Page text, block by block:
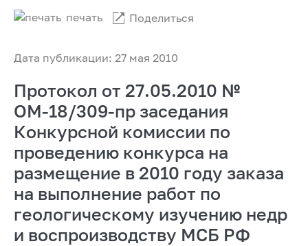
Дата публикации: 27 мая 2010
печать Поделиться
Протокол от 27.05.2010 №
ОМ-18/309-пр заседания
Конкурсной комиссии по
проведению конкурса на
размещение в 2010 году заказа
на выполнение работ по
геологическому изучению недр
и воспроизводству МСБ РФ